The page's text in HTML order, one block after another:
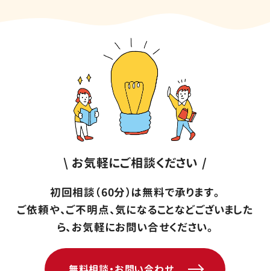
\ お気軽にご相談ください /
初回相談（60分）は無料で承ります。
ご依頼や、ご不明点、気になることなどございました
ら、お気軽にお問い合せください。